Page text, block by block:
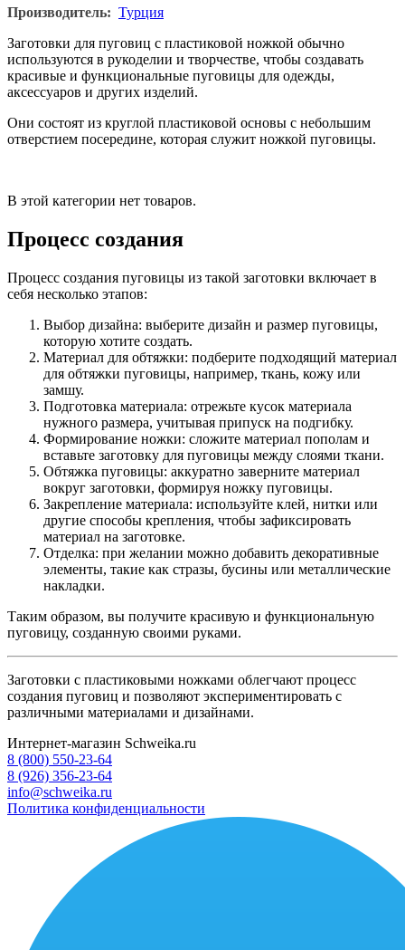
Производитель: Турция
Заготовки для пуговиц с пластиковой ножкой обычно
используются в рукоделии и творчестве, чтобы создавать
красивые и функциональные пуговицы для одежды,
аксессуаров и других изделий.
Они состоят из круглой пластиковой основы с небольшим
отверстием посередине, которая служит ножкой пуговицы.
В этой категории нет товаров.
Процесс создания
Процесс создания пуговицы из такой заготовки включает в
себя несколько этапов:
Выбор дизайна: выберите дизайн и размер пуговицы,
которую хотите создать.
Материал для обтяжки: подберите подходящий материал
для обтяжки пуговицы, например, ткань, кожу или
замшу.
Подготовка материала: отрежьте кусок материала
нужного размера, учитывая припуск на подгибку.
Формирование ножки: сложите материал пополам и
вставьте заготовку для пуговицы между слоями ткани.
Обтяжка пуговицы: аккуратно заверните материал
вокруг заготовки, формируя ножку пуговицы.
Закрепление материала: используйте клей, нитки или
другие способы крепления, чтобы зафиксировать
материал на заготовке.
Отделка: при желании можно добавить декоративные
элементы, такие как стразы, бусины или металлические
накладки.
Таким образом, вы получите красивую и функциональную
пуговицу, созданную своими руками.
Заготовки с пластиковыми ножками облегчают процесс
создания пуговиц и позволяют экспериментировать с
различными материалами и дизайнами.
Интернет-магазин Schweika.ru
8 (800) 550-23-64
8 (926) 356-23-64
info@schweika.ru
Политика конфиденциальности